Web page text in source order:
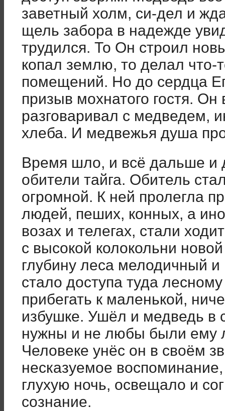
заветный холм, си-дел и
щель забора в надежде
трудился. То Он строил
копал землю, то делал
помещений. Но до сердца
призыв мохнатого гостя.
разговаривал с медведем,
хлеба. И медвежья душа
Время шло, и всё дальше и
обители тайга. Обитель
огромной. К ней пролегла
людей, пеших, конных, а
возах и телегах, стали
с высокой колокольни
глубину леса мелодичный
стало доступа туда
прибегать к маленькой,
избушке. Ушёл и медведь
нужны и не любы были ему
Человеке унёс он в своём
несказуемое воспоминание,
глухую ночь, освещало и
сознание.